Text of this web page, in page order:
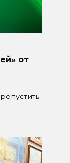
от